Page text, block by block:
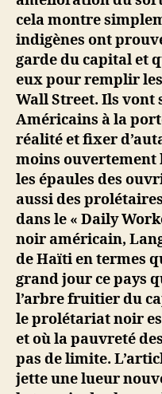
cela montre
indigènes ont
garde du capital et
eux pour remplir
Wall Street. Ils vont
Américains à la
réalité et fixer
moins ouvertement
les épaules des
aussi des
dans le « Daily
noir américain,
de Haïti en termes
grand jour ce pays
l’arbre fruitier du
le prolétariat noir
et où la pauvreté
pas de limite.
jette une lueur